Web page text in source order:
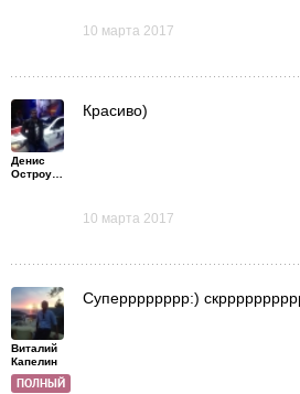
10 марта 2017
Денис
Остроумов
Красиво)
10 марта 2017
Виталий
Капелин
ПОЛНЫЙ
Суперррррррр:)